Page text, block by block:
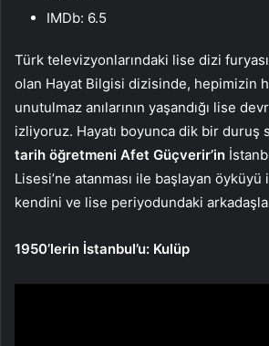
IMDb: 6.5
Türk televizyonlarındaki lise dizi
olan Hayat Bilgisi dizisinde, hepimizin
unutulmaz anılarının yaşandığı lise
izliyoruz. Hayatı boyunca dik bir duruş
tarih öğretmeni Afet Güçverir’in
Lisesi’ne atanması ile başlayan
kendini ve lise periyodundaki
1950’lerin İstanbul’u: Kulüp